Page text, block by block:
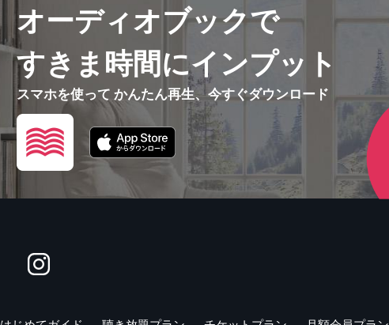
オーディオブックで
すきま時間にインプット
スマホを使って かんたん再生、今すぐダウンロード